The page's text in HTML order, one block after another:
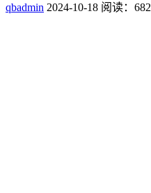
qbadmin 2024-10-18 阅读：682